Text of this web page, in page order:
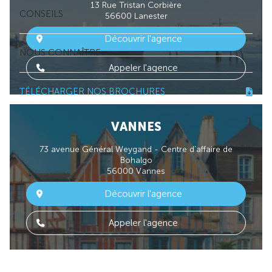
CONSEILS
NOUS CONNAÎTRE
TÉLÉCHARGER NOS BROCHURES
13 Rue Tristan Corbière
56600 Lanester
Découvrir l'agence
Appeler l'agence
VANNES
73 avenue Général Weygand - Centre d’affaire de
Bohalgo
56000 Vannes
Découvrir l'agence
Appeler l'agence